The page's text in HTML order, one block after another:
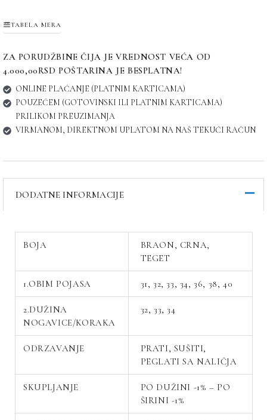
TABELA MERA
ZA PORUDŽBINE ČIJA JE VREDNOST VEĆA OD
4.000,00RSD POŠTARINA JE BESPLATNA!
ONLINE PLAĆANJE (PLATNIM KARTICAMA)
POUZEĆEM (GOTOVINSKI ILI PLATNIM KARTICAMA)
PRILIKOM PREUZIMANJA
VIRMANOM, DIREKTNOM UPLATOM NA NAŠ TEKUĆI RAČUN
DODATNE INFORMACIJE
BOJA
BRAON, CRNA,
TEGET
1.OBIM POJASA 31, 32, 33, 34, 36, 38, 40
2.DUŽINA
NOGAVICE/KORAKA
32, 33, 34
ODRZAVANJE
PRATI, SUŠITI,
PEGLATI SA NALIČJA
SKUPLJANJE
PO DUŽINI -1% – PO
ŠIRINI -1%